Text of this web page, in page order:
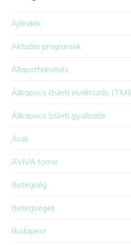
Ajándék
Aktuális programok
Állapotfelmérés
Állkapocs ízületi elváltozás (TMI)
Állkapocs ízületi gyulladás
Árak
AVIVA torna
Betegség
Betegségek
Budapest